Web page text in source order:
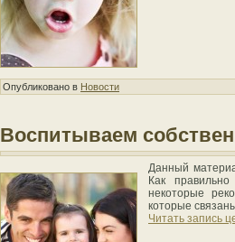
Опубликовано в Новости
Воспитываем
Данный
Как
некоторые
которые
Читать запись